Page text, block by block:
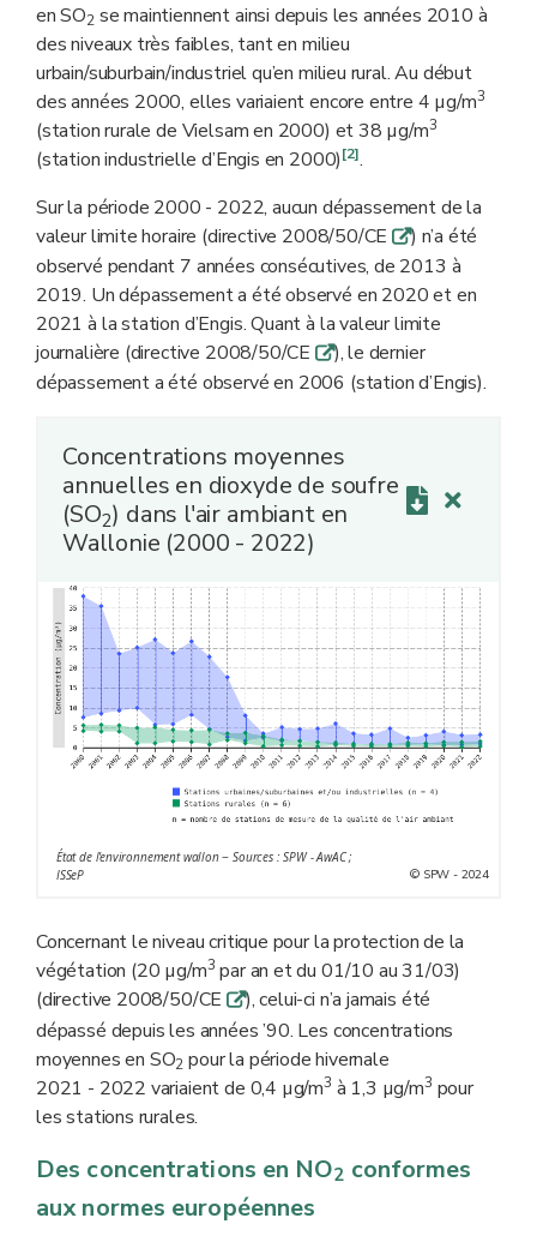
en SO2 se maintiennent ainsi depuis les années 2010 à
des niveaux très faibles, tant en milieu
urbain/suburbain/industriel qu’en milieu rural. Au début
des années 2000, elles variaient encore entre 4 µg/m3
(station rurale de Vielsam en 2000) et 38 µg/m3
(station industrielle d’Engis en 2000)[2].
Sur la période 2000 - 2022, aucun dépassement de la
valeur limite horaire (directive 2008/50/CEq) n’a été
observé pendant 7 années consécutives, de 2013 à
2019. Un dépassement a été observé en 2020 et en
2021 à la station d’Engis. Quant à la valeur limite
journalière (directive 2008/50/CE q), le dernier
dépassement a été observé en 2006 (station d’Engis).
Concentrations moyennes
annuelles en dioxyde de soufre
(SO2) dans l'air ambiant en
Wallonie (2000 - 2022)
État de l'environnement wallon − Sources : SPW - AwAC ;
ISSeP
© SPW - 2024
Concernant le niveau critique pour la protection de la
végétation (20 µg/m3 par an et du 01/10 au 31/03)
(directive 2008/50/CEq), celui-ci n’a jamais été
dépassé depuis les années ’90. Les concentrations
moyennes en SO2 pour la période hivernale
2021 - 2022 variaient de 0,4 µg/m3 à 1,3 µg/m3 pour
les stations rurales.
Des concentrations en NO2 conformes
aux normes européennes